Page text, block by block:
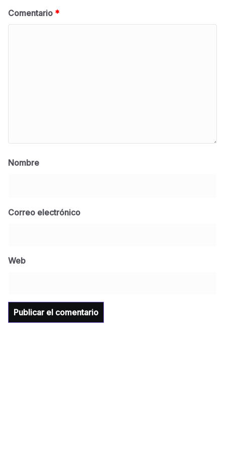
Comentario *
Nombre
Correo electrónico
Web
para la Universidad y para el municipio